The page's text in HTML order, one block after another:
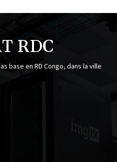
RDC
base en RD Congo, dans la ville